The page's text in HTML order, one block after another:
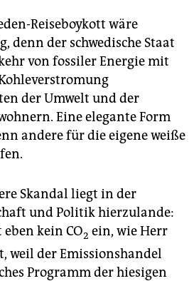
Reiseboykott wäre
denn der schwedische Staat
von fossiler Energie mit
der Umwelt und der
Eine elegante Form
andere für die eigene weiße
Skandal liegt in der
und Politik hierzulande:
kein CO2 ein, wie Herr
weil der Emissionshandel
Programm der hiesigen